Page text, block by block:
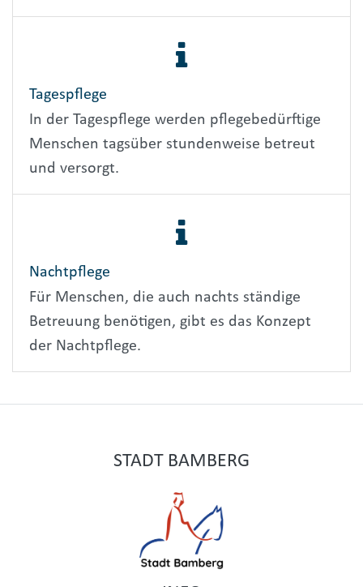
Tagespflege
In der Tagespflege werden pflegebedürftige
Menschen tagsüber stundenweise betreut
und versorgt.
Nachtpflege
Für Menschen, die auch nachts ständige
Betreuung benötigen, gibt es das Konzept
der Nachtpflege.
STADT BAMBERG